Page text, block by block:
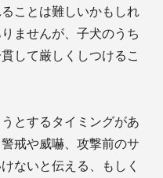
ことは難しいかもしれ
ませんが、子犬のうち
して厳しくしつけるこ
とするタイミングがあ
戒や威嚇、攻撃前のサ
ないと伝える、もしく